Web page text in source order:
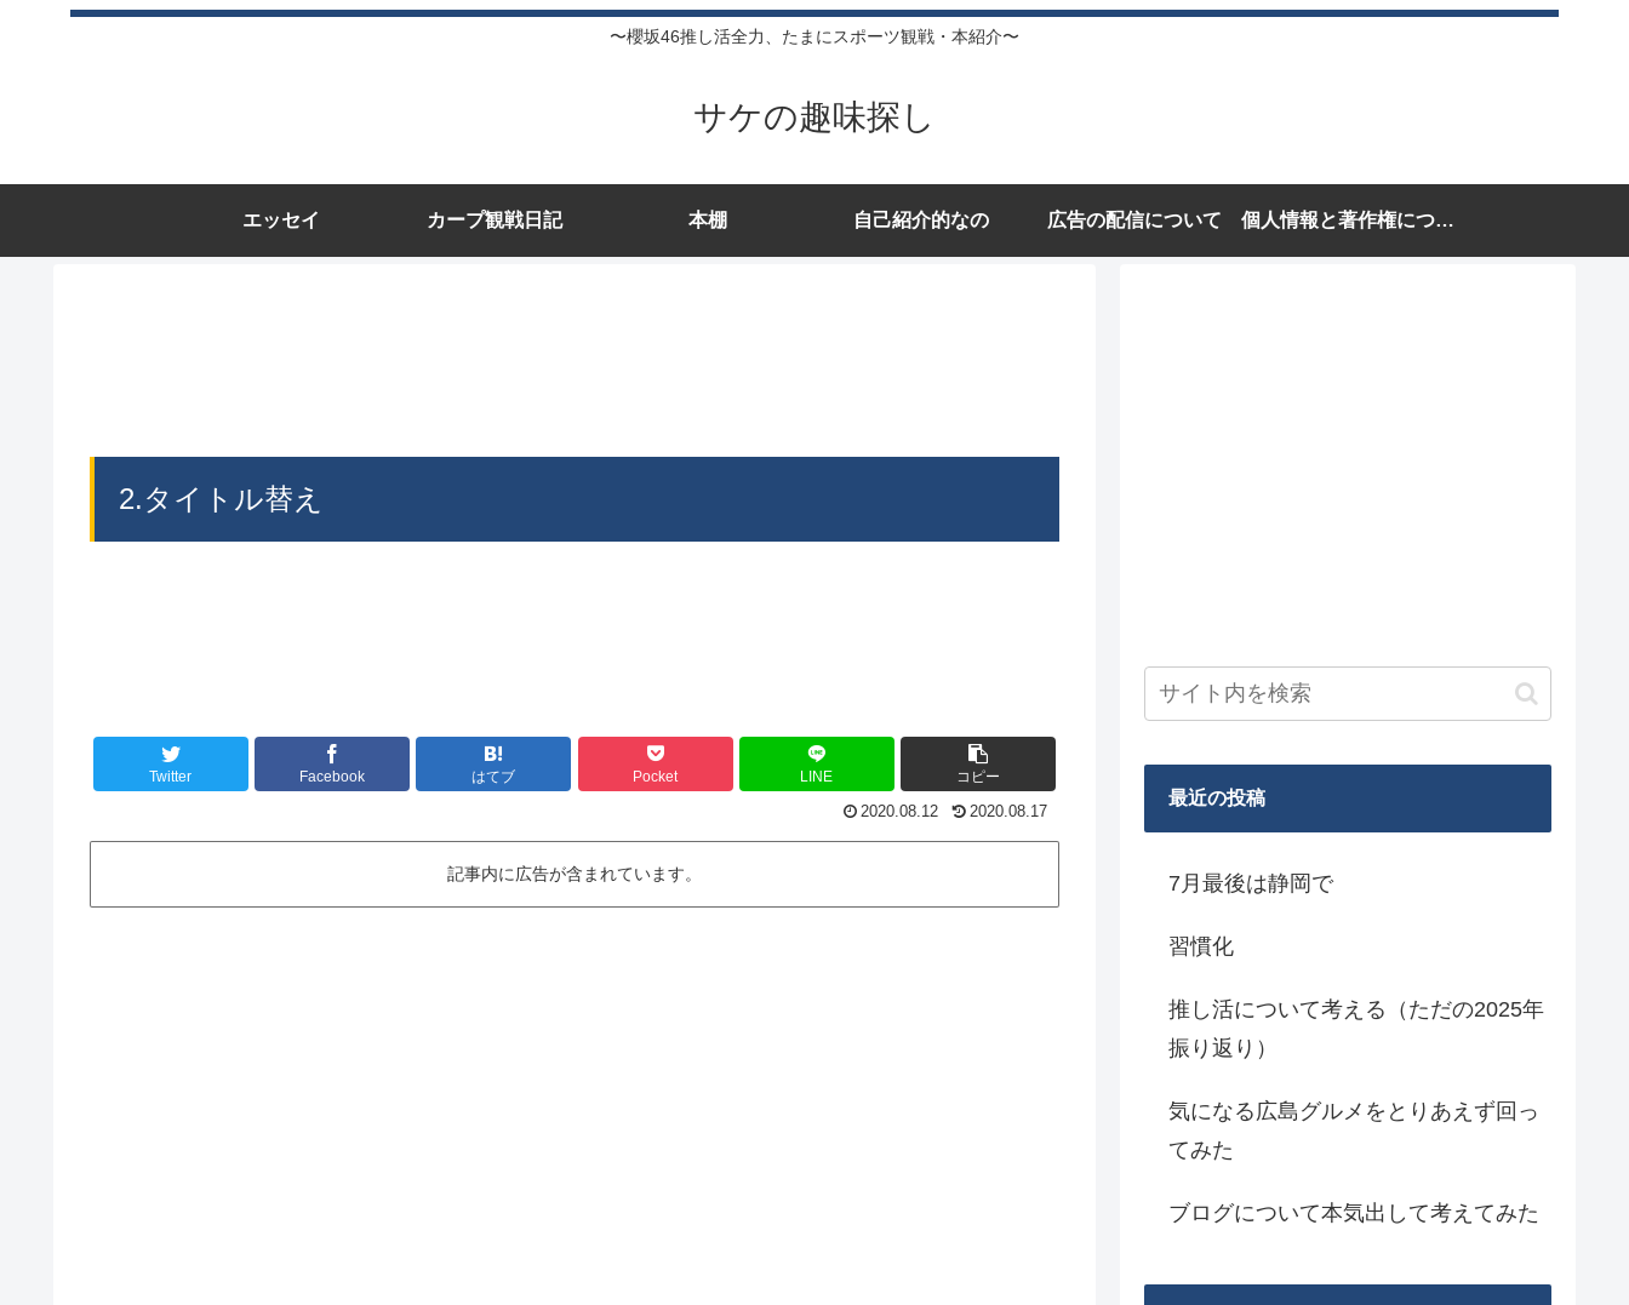
〜櫻坂46推し活全力、たまにスポーツ観戦・本紹介〜
サケの趣味探し
エッセイ カープ観戦日記 本棚 自己紹介的なの 広告の配信について 個人情報と著作権について
2.タイトル替え
Twitter Facebook はてブ Pocket LINE コピー
2020.08.12 2020.08.17
記事内に広告が含まれています。
最近の投稿
7月最後は静岡で
習慣化
推し活について考える（ただの2025年
振り返り）
気になる広島グルメをとりあえず回っ
てみた
ブログについて本気出して考えてみた